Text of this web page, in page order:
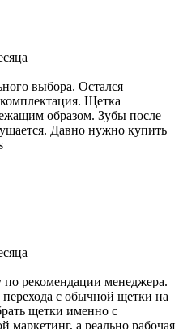
выбора. Остался
Щетка
образом. Зубы после
Давно нужно купить
рекомендации менеджера.
с обычной щетки на
щетки именно с
маркетинг, а реально рабочая